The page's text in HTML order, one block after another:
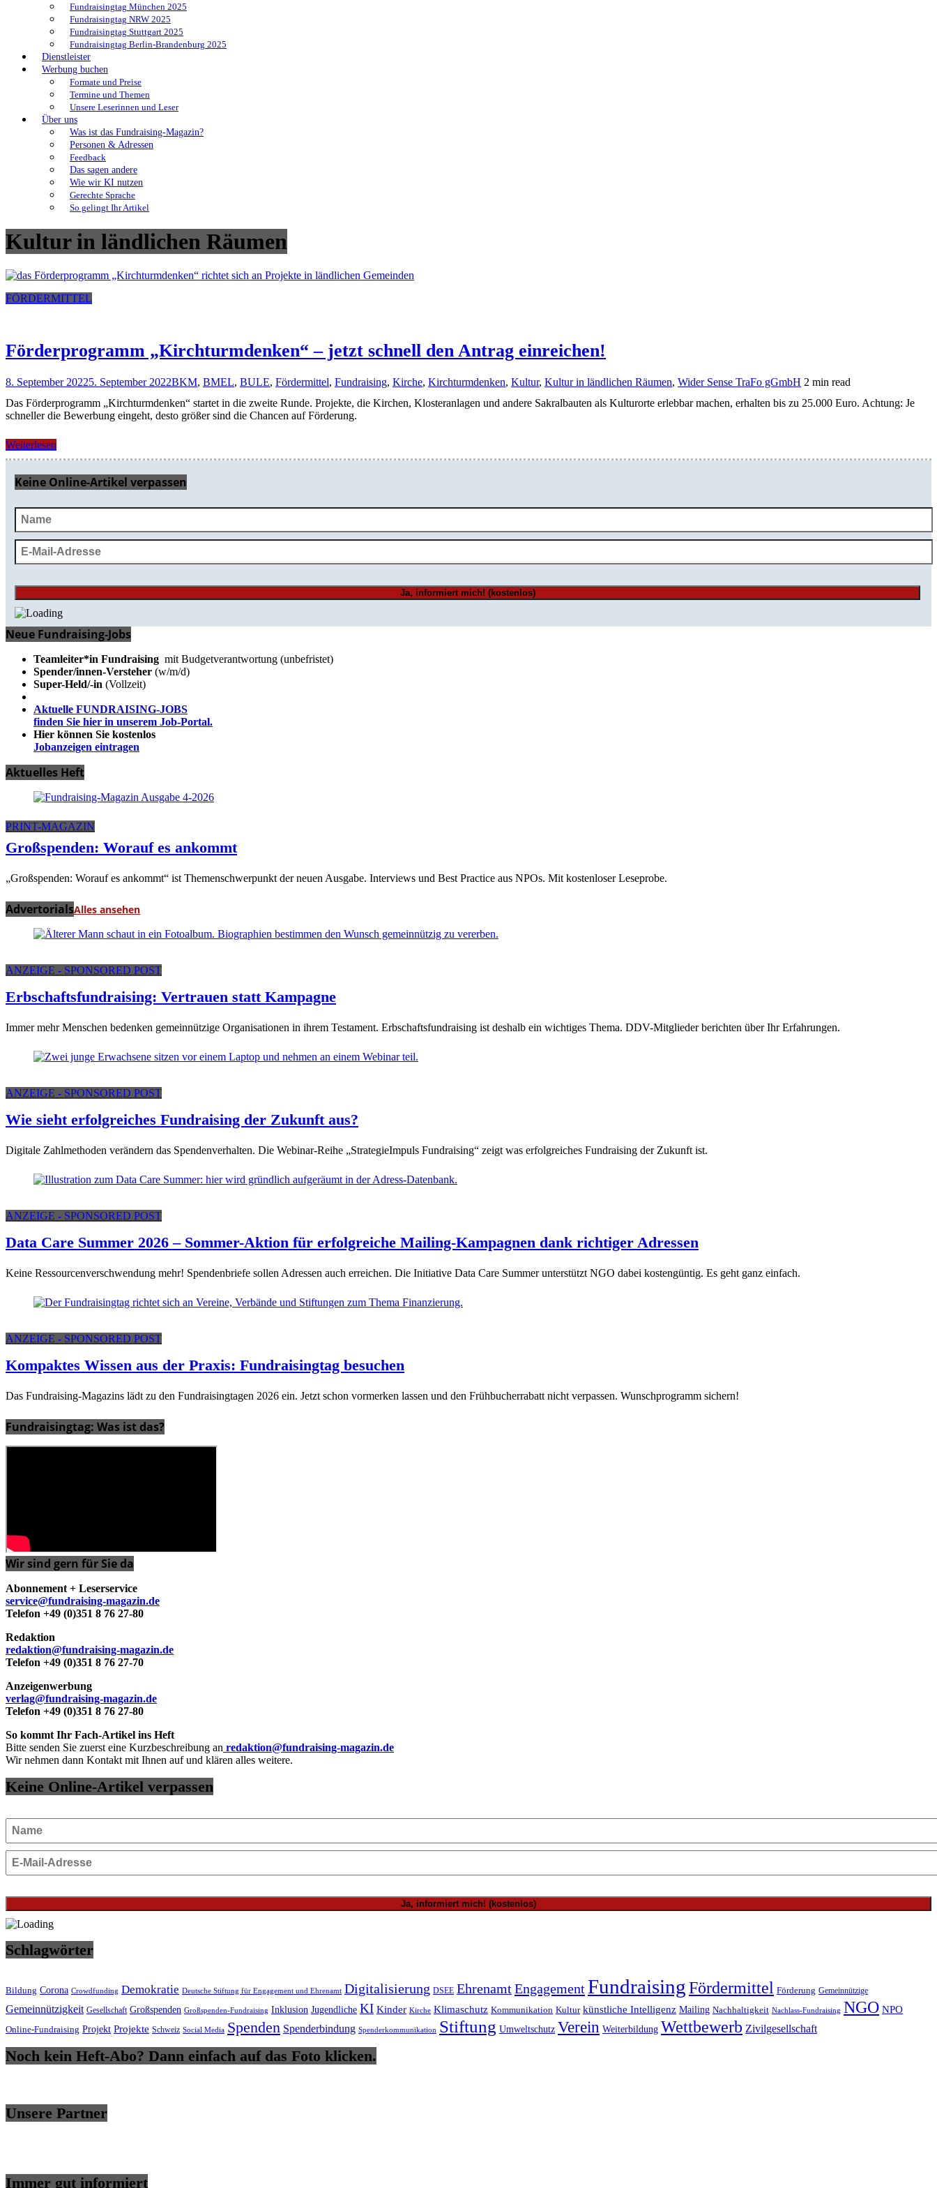
Fundraisingtag München 2025
Fundraisingtag NRW 2025
Fundraisingtag Stuttgart 2025
Fundraisingtag Berlin-Brandenburg 2025
Dienstleister
Werbung buchen
Formate und Preise
Termine und Themen
Unsere Leserinnen und Leser
Über uns
Was ist das Fundraising-Magazin?
Personen & Adressen
Feedback
Das sagen andere
Wie wir KI nutzen
Gerechte Sprache
So gelingt Ihr Artikel
Kultur in ländlichen Räumen
FÖRDERMITTEL
Förderprogramm „Kirchturmdenken“ – jetzt schnell den Antrag einreichen!
8. September 20225. September 2022BKM, BMEL, BULE, Fördermittel, Fundraising, Kirche, Kirchturmdenken, Kultur, Kultur in ländlichen Räumen, Wider Sense TraFo gGmbH 2 min read
Das Förderprogramm „Kirchturmdenken“ startet in die zweite Runde. Projekte, die Kirchen, Klosteranlagen und andere Sakralbauten als Kulturorte erlebbar machen, erhalten bis zu 25.000 Euro. Achtung: Je
schneller die Bewerbung eingeht, desto größer sind die Chancen auf Förderung.
Weiterlesen
Keine Online-Artikel verpassen
Neue Fundraising-Jobs
Teamleiter*in Fundraising mit Budgetverantwortung (unbefristet)
Spender/innen-Versteher (w/m/d)
Super-Held/-in (Vollzeit)
Aktuelle FUNDRAISING-JOBS
finden Sie hier in unserem Job-Portal.
Hier können Sie kostenlos
Jobanzeigen eintragen
Aktuelles Heft
PRINT-MAGAZIN
Großspenden: Worauf es ankommt
„Großspenden: Worauf es ankommt“ ist Themenschwerpunkt der neuen Ausgabe. Interviews und Best Practice aus NPOs. Mit kostenloser Leseprobe.
AdvertorialsAlles ansehen
ANZEIGE - SPONSORED POST
Erbschaftsfundraising: Vertrauen statt Kampagne
Immer mehr Menschen bedenken gemeinnützige Organisationen in ihrem Testament. Erbschaftsfundraising ist deshalb ein wichtiges Thema. DDV-Mitglieder berichten über Ihr Erfahrungen.
ANZEIGE - SPONSORED POST
Wie sieht erfolgreiches Fundraising der Zukunft aus?
Digitale Zahlmethoden verändern das Spendenverhalten. Die Webinar-Reihe „StrategieImpuls Fundraising“ zeigt was erfolgreiches Fundraising der Zukunft ist.
ANZEIGE - SPONSORED POST
Data Care Summer 2026 – Sommer-Aktion für erfolgreiche Mailing-Kampagnen dank richtiger Adressen
Keine Ressourcenverschwendung mehr! Spendenbriefe sollen Adressen auch erreichen. Die Initiative Data Care Summer unterstützt NGO dabei kostengüntig. Es geht ganz einfach.
ANZEIGE - SPONSORED POST
Kompaktes Wissen aus der Praxis: Fundraisingtag besuchen
Das Fundraising-Magazins lädt zu den Fundraisingtagen 2026 ein. Jetzt schon vormerken lassen und den Frühbucherrabatt nicht verpassen. Wunschprogramm sichern!
Fundraisingtag: Was ist das?
Wir sind gern für Sie da
Abonnement + Leserservice
service@fundraising-magazin.de
Telefon +49 (0)351 8 76 27-80
Redaktion
redaktion@fundraising-magazin.de
Telefon +49 (0)351 8 76 27-70
Anzeigenwerbung
verlag@fundraising-magazin.de
Telefon +49 (0)351 8 76 27-80
So kommt Ihr Fach-Artikel ins Heft
Bitte senden Sie zuerst eine Kurzbeschreibung an redaktion@fundraising-magazin.de
Wir nehmen dann Kontakt mit Ihnen auf und klären alles weitere.
Keine Online-Artikel verpassen
Schlagwörter
Bildung Corona Crowdfunding Demokratie Deutsche Stiftung für Engagement und Ehrenamt Digitalisierung DSEE EhrenamtEngagementFundraisingFördermittel Förderung Gemeinnützige
Gemeinnützigkeit Gesellschaft Großspenden Großspenden-Fundraising Inklusion Jugendliche KI Kinder Kirche Klimaschutz Kommunikation Kultur künstliche Intelligenz Mailing Nachhaltigkeit Nachlass-Fundraising NGO NPO
Online-Fundraising Projekt Projekte Schweiz Social Media Spenden Spenderbindung Spenderkommunikation Stiftung Umweltschutz Verein Weiterbildung Wettbewerb Zivilgesellschaft
Noch kein Heft-Abo? Dann einfach auf das Foto klicken.
Unsere Partner
Immer gut informiert